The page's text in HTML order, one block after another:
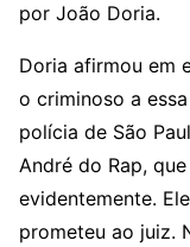
por João Doria.
Doria afirmou em
o criminoso a
polícia de São
André do Rap,
evidentemente.
prometeu ao juiz.